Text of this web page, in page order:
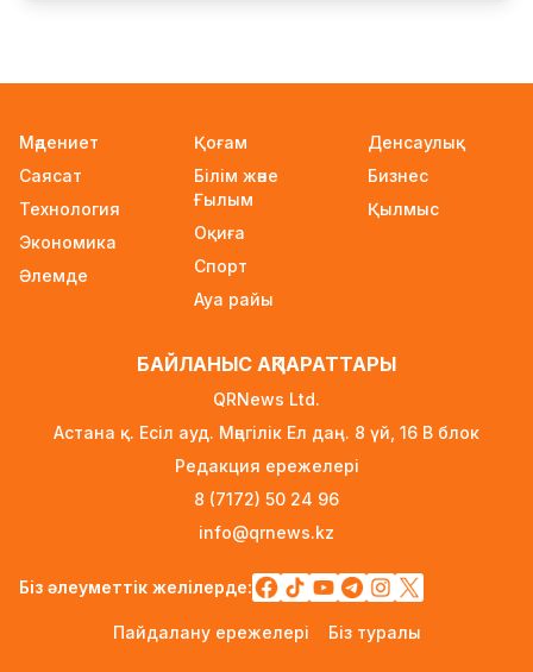
бапкер келеді
«Қазақтелекомның» екі қызметкері жұмыс
22 сағат бұрын
Трамп АҚШ-та туғандарға автоматты түрде
азаматтық беруді шектейтін жарлықтарға
қол қойды
Қыркүйектен бастап көлік әкелуге
23 сағат бұрын
УЕФА: Инфантиноға сенім жоғалды, бойкот
күшінде қалады
«Өзімізге де керек»: Трамп Украинаға қару
жеткізу туралы айтты
тасымалдаған күдікті ұсталды
Мәдениет
Саясат
Технология
Экономика
Әлемде
Қоғам
Білім және
Ғылым
Оқиға
Спорт
Ауа райы
Денсаулық
Бизнес
Қылмыс
БАЙЛАНЫС АҚПАРАТТАРЫ
QRNews Ltd.
Астана қ. Есіл ауд. Мәңгілік Ел даң. 8 үй, 16 B блок
Редакция ережелері
8 (7172) 50 24 96
info@qrnews.kz
Біз әлеуметтік желілерде:
Пайдалану ережелері Біз туралы